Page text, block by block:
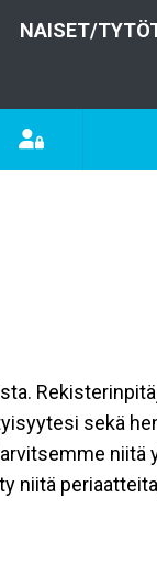
NAISET/
sekä
niitä
niitä